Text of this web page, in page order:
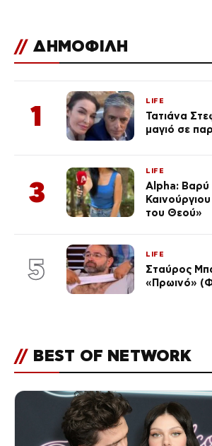
// ΔΗΜΟΦΙΛΗ
1 LIFE
Τατιάνα
μαγιό σε
3
LIFE
Alpha: Βαρύ
του Θεού»
5 LIFE
Σταύρος
«Πρωινό»
// BEST OF NETWORK